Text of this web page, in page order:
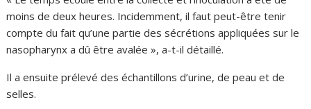
moins de deux heures. Incidemment, il faut peut-être tenir
compte du fait qu’une partie des sécrétions appliquées sur le
nasopharynx a dû être avalée », a-t-il détaillé.
Il a ensuite prélevé des échantillons d’urine, de peau et de
selles.